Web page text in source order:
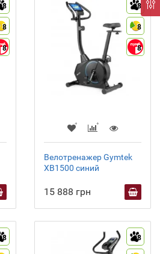
8
8
8
8
8
8
Велотренажер Gymtek
XB1500 синий
15 888 грн
8 8